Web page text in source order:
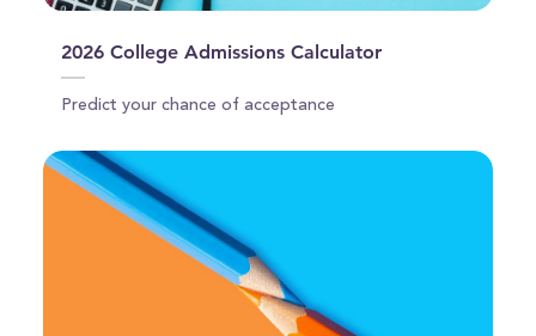
2026 College Admissions Calculator
Predict your chance of acceptance